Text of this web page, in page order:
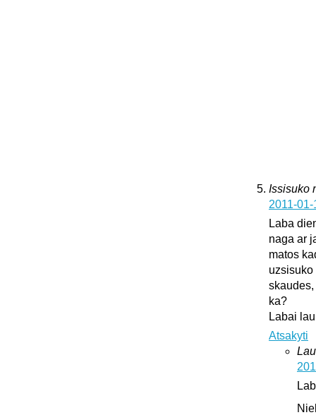
Issisuko
2011-
Laba
naga ar
matos
uzsisuko
ka?
Labai
Atsakyti